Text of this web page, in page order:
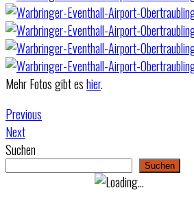
Mehr Fotos gibt eshier.
Previous
Next
Suchen
Suchen